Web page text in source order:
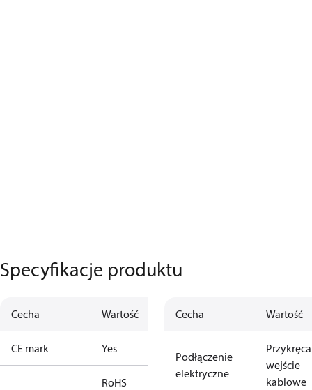
Specyfikacje produktu
Cecha Wartość
CE mark Yes
RoHS
Cecha Wartość
Podłączenie
elektryczne
wejście
kablowe